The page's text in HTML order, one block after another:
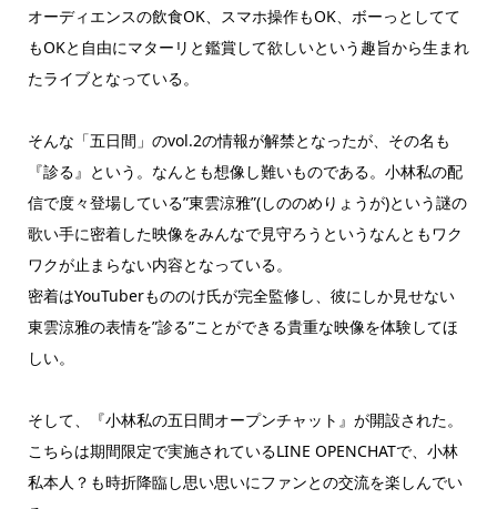
オーディエンスの飲食OK、スマホ操作もOK、ボーっとしてて
もOKと自由にマターリと鑑賞して欲しいという趣旨から生まれ
たライブとなっている。
そんな「五日間」のvol.2の情報が解禁となったが、その名も
『診る』という。なんとも想像し難いものである。小林私の配
信で度々登場している”東雲涼雅”(しののめりょうが)という謎の
歌い手に密着した映像をみんなで見守ろうというなんともワク
ワクが止まらない内容となっている。
密着はYouTuberもののけ氏が完全監修し、彼にしか見せない
東雲涼雅の表情を”診る”ことができる貴重な映像を体験してほ
しい。
そして、『小林私の五日間オープンチャット』が開設された。
こちらは期間限定で実施されているLINE OPENCHATで、小林
私本人？も時折降臨し思い思いにファンとの交流を楽しんでい